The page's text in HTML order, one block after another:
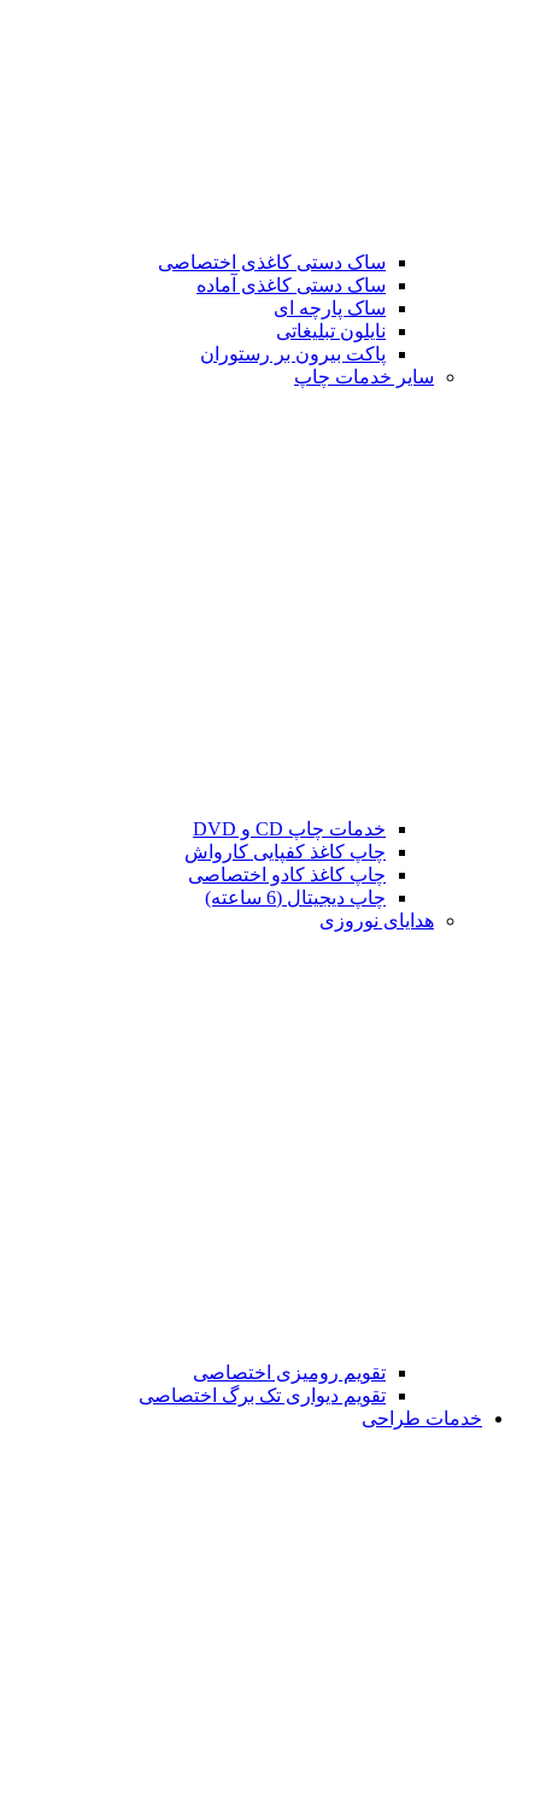
ساک دستی کاغذی اختصاصی
ساک دستی کاغذی آماده
ساک پارچه ای
نایلون تبلیغاتی
پاکت بیرون بر رستوران
سایر خدمات چاپ
خدمات چاپ CD و DVD
چاپ کاغذ کفپایی کارواش
چاپ کاغذ کادو اختصاصی
چاپ دیجیتال (6 ساعته)
هدایای نوروزی
تقویم رومیزی اختصاصی
تقویم دیواری تک برگ اختصاصی
خدمات طراحی